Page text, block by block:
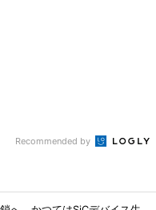
Recommended by